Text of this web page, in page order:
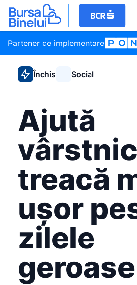
Partener de implementare
Închis Social
Ajută
treacă
ușor
zilele